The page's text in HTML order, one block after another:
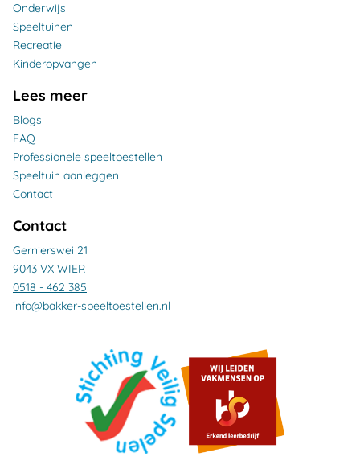
Onderwijs
Speeltuinen
Recreatie
Kinderopvangen
Lees meer
Blogs
FAQ
Professionele speeltoestellen
Speeltuin aanleggen
Contact
Contact
Gernierswei 21
9043 VX WIER
0518 - 462 385
info@bakker-speeltoestellen.nl